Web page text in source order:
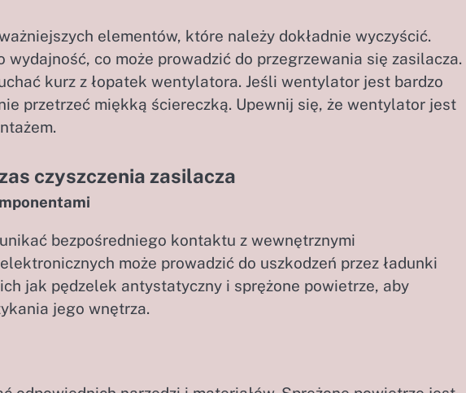
elementów, które należy dokładnie wyczyścić.
wydajność, co może prowadzić do przegrzewania się zasilacza.
kurz z łopatek wentylatora. Jeśli wentylator jest bardzo
przetrzeć miękką ściereczką. Upewnij się, że wentylator jest
czyszczenia zasilacza
bezpośredniego kontaktu z wewnętrznymi
może prowadzić do uszkodzeń przez ładunki
jak pędzelek antystatyczny i sprężone powietrze, aby
jego wnętrza.